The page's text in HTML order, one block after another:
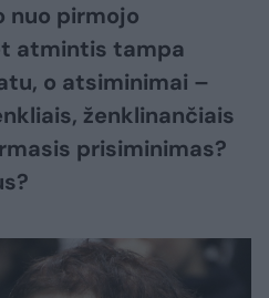
nuo pirmojo
atmintis tampa
o atsiminimai –
ženklinančiais
prisiminimas?